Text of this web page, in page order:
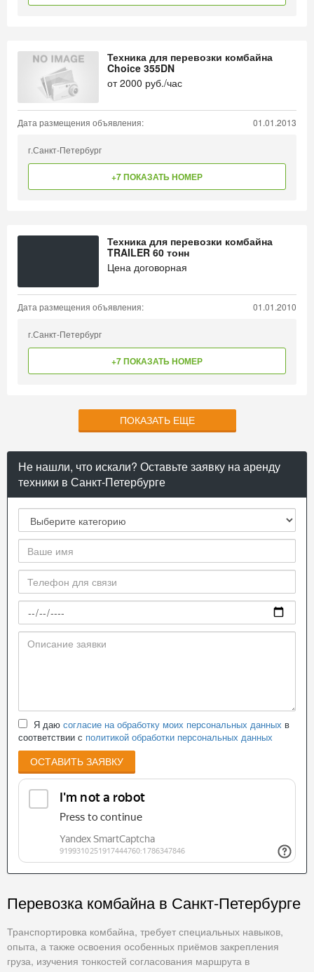
Техника для перевозки комбайна
Choice 355DN
от2000 руб./час
Дата размещения объявления: 01.01.2013
г.Санкт-Петербург
+7 ПОКАЗАТЬ НОМЕР
Техника для перевозки комбайна
TRAILER 60 тонн
Цена договорная
Дата размещения объявления: 01.01.2010
г.Санкт-Петербург
+7 ПОКАЗАТЬ НОМЕР
ПОКАЗАТЬ ЕЩЕ
Не нашли, что искали? Оставьте заявку на аренду
техники в Санкт-Петербурге
Я даю согласие на обработку моих персональных данных в
соответствии с политикой обработки персональных данных
ОСТАВИТЬ ЗАЯВКУ
Перевозка комбайна в Санкт-Петербурге
Транспортировка комбайна, требует специальных навыков,
опыта, а также освоения особенных приёмов закрепления
груза, изучения тонкостей согласования маршрута в